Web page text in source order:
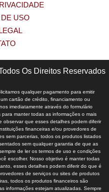
USO
Os Direitos Reservados
qualquer pagamento para emitir
cartão de crédito, financiamento ou
imediatamente através do formulário
manter todas as informações o mais
que esses detalhes podem diferir
financeiras e/ou provedores de
sem parcerias, todos os produtos listados
sem qualquer garantia de que as
de ler os termos de uso e condições
escolher. Nosso objetivo é manter todas
esses detalhes podem diferir do que é
de serviços ou sites de produtos
todos os produtos financeiros são
informações estejam atualizadas. Sempre